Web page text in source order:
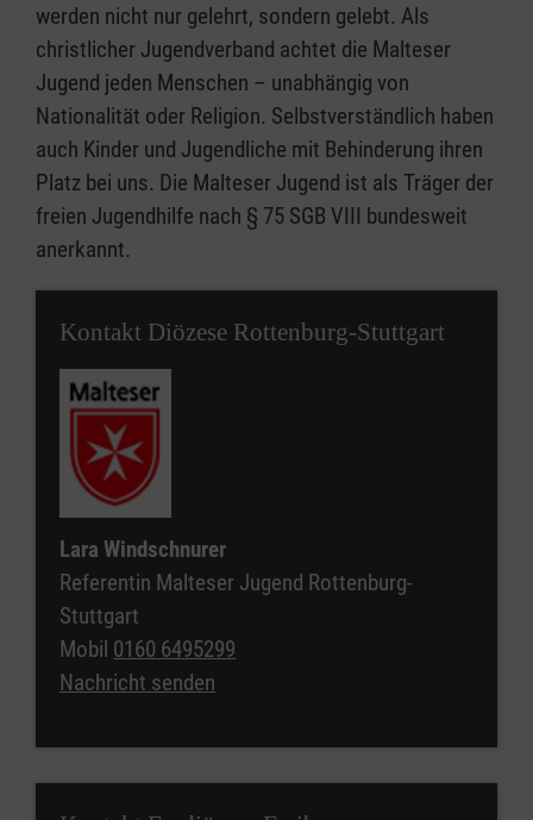
werden nicht nur gelehrt, sondern gelebt. Als
christlicher Jugendverband achtet die Malteser
Jugend jeden Menschen – unabhängig von
Nationalität oder Religion. Selbstverständlich haben
auch Kinder und Jugendliche mit Behinderung ihren
Platz bei uns. Die Malteser Jugend ist als Träger der
freien Jugendhilfe nach § 75 SGB VIII bundesweit
anerkannt.
Kontakt Diözese Rottenburg-Stuttgart
Lara Windschnurer
Referentin Malteser Jugend Rottenburg-
Stuttgart
Mobil 0160 6495299
Nachricht senden